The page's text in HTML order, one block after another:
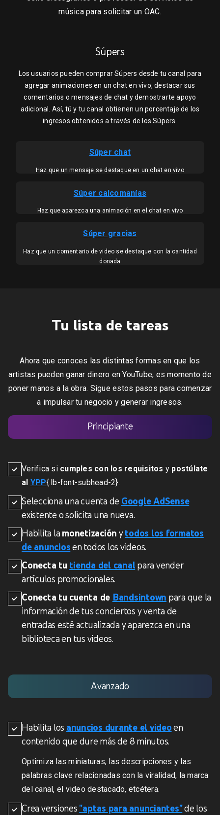
música para solicitar un OAC.
Súpers
Los usuarios pueden comprar Súpers desde tu canal para
agregar animaciones en un chat en vivo, destacar sus
comentarios o mensajes de chat y demostrarte apoyo
adicional. Así, tú y tu canal obtienen un porcentaje de los
ingresos obtenidos a través de los Súpers.
Súper chat
Haz que un mensaje se destaque en un chat en vivo
Súper calcomanías
Haz que aparezca una animación en el chat en vivo
Súper gracias
Haz que un comentario de video se destaque con la cantidad
donada
Tu lista de tareas
Ahora que conoces las distintas formas en que los
artistas pueden ganar dinero en YouTube, es momento de
poner manos a la obra. Sigue estos pasos para comenzar
a impulsar tu negocio y generar ingresos.
Principiante
Verifica si cumples con los requisitos y postúlate
al YPP{.lb-font-subhead-2}.
Selecciona una cuenta de Google AdSense
existente o solicita una nueva.
Habilita lamonetización ytodos los formatos
de anunciosen todos los videos.
Conecta tu tienda del canal para vender
artículos promocionales.
Conecta tu cuenta de Bandsintown para que la
información de tus conciertos y venta de
entradas esté actualizada y aparezca en una
biblioteca en tus videos.
Avanzado
Habilita los anuncios durante el videoen
contenido que dure más de 8 minutos.
Optimiza las miniaturas, las descripciones y las
palabras clave relacionadas con la viralidad, la marca
del canal, el video destacado, etcétera.
Crea versiones "aptas para anunciantes"de los